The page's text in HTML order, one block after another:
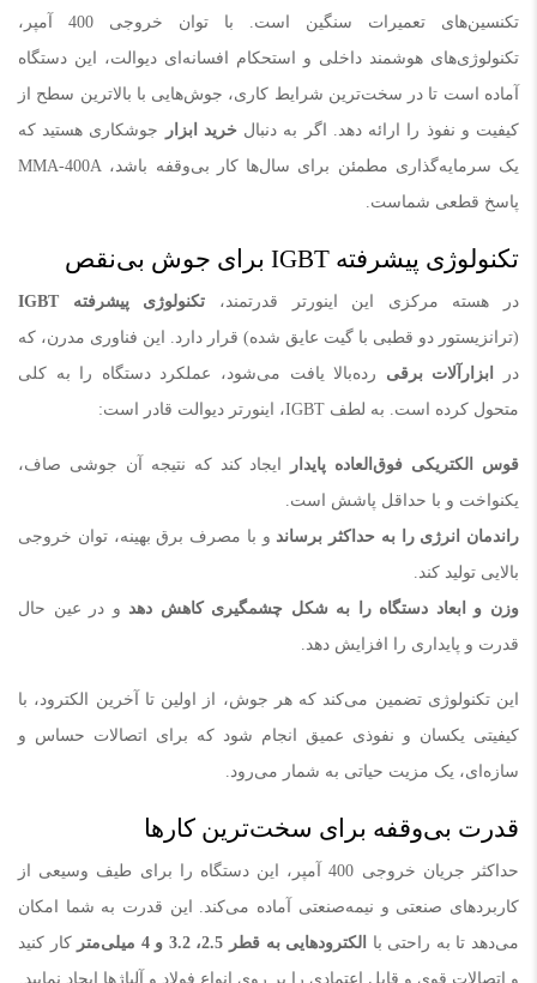
تکنسین‌های تعمیرات سنگین است. با توان خروجی 400 آمپر،
تکنولوژی‌های هوشمند داخلی و استحکام افسانه‌ای دیوالت، این دستگاه
آماده است تا در سخت‌ترین شرایط کاری، جوش‌هایی با بالاترین سطح از
کیفیت و نفوذ را ارائه دهد. اگر به دنبالخرید ابزار
جوشکاری هستید که
یک سرمایه‌گذاری مطمئن برای سال‌ها کار بی‌وقفه باشد، MMA-400A
پاسخ قطعی شماست.
تکنولوژی پیشرفته IGBT برای جوش بی‌نقص
در هسته مرکزی این اینورتر قدرتمند، تکنولوژی پیشرفته
IGBT
(ترانزیستور دو قطبی با گیت عایق شده) قرار دارد. این فناوری مدرن، که
در
ابزارآلات برقی رده‌بالا یافت می‌شود، عملکرد دستگاه را به کلی
متحول کرده است. به لطف IGBT، اینورتر دیوالت قادر است:
قوس الکتریکی فوق‌العاده پایدار
ایجاد کند که نتیجه آن جوشی صاف،
یکنواخت و با حداقل پاشش است.
راندمان انرژی را به حداکثر برساند و با مصرف برق بهینه، توان خروجی
بالایی تولید کند.
وزن و ابعاد دستگاه را به شکل چشمگیری کاهش دهد و در عین حال
قدرت و پایداری را افزایش دهد.
این تکنولوژی تضمین می‌کند که هر جوش، از اولین تا آخرین الکترود، با
کیفیتی یکسان و نفوذی عمیق انجام شود که برای اتصالات حساس و
سازه‌ای، یک مزیت حیاتی به شمار می‌رود.
قدرت بی‌وقفه برای سخت‌ترین کارها
حداکثر جریان خروجی 400 آمپر، این دستگاه را برای طیف وسیعی از
کاربردهای صنعتی و نیمه‌صنعتی آماده می‌کند. این قدرت به شما امکان
می‌دهد تا به راحتی با
الکترودهایی به قطر 2.5، 3.2 و 4 میلی‌متر
کار کنید
و اتصالات قوی و قابل اعتمادی را بر روی انواع فولاد و آلیاژها ایجاد نمایید.